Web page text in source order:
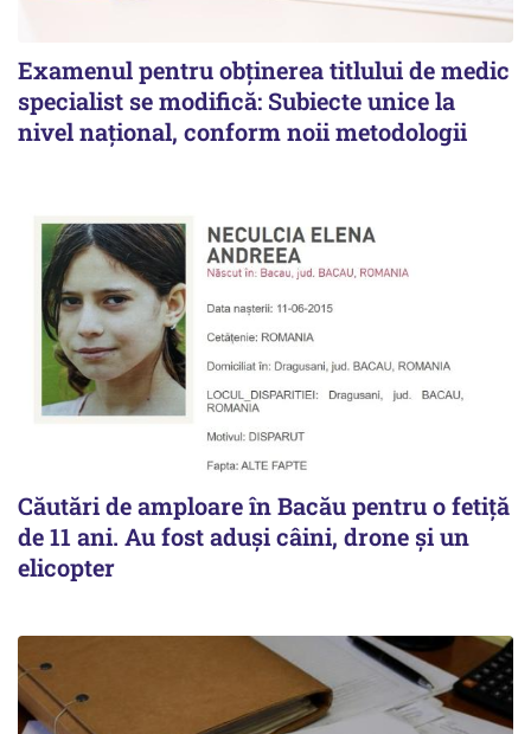
Examenul pentru obținerea titlului de medic
specialist se modifică: Subiecte unice la
nivel național, conform noii metodologii
Căutări de amploare în Bacău pentru o fetiță
de 11 ani. Au fost aduși câini, drone și un
elicopter